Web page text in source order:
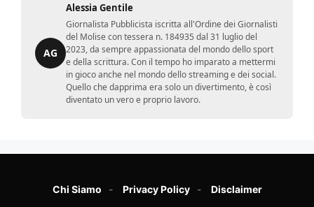
AG
Alessia Gentile
Giornalista Pubblicista iscritta all'Ordine dei Giornalisti
del Molise con tessera n. 184935 dal 31 luglio del
2023, da sempre appassionata del mondo dello sport
e della scrittura. Con il tempo ho imparato a mettermi
in gioco anche nel mondo dello streaming e dei social.
Quello che dapprima era solo un divertimento, è così
diventato un vero e proprio lavoro.
Chi Siamo Privacy Policy Disclaimer